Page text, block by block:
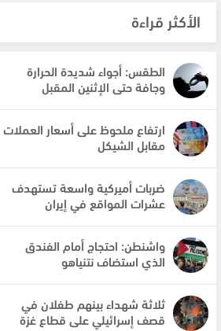
الأكثر قراءة
الطقس: أجواء شديدة الحرارة
وجافة حتى الإثنين المقبل
ارتفاع ملحوظ على أسعار العملات
مقابل الشيكل
ضربات أميركية واسعة تستهدف
عشرات المواقع في إيران
واشنطن: احتجاج أمام الفندق
الذي استضاف نتنياهو
ثلاثة شهداء بينهم طفلان في
قصف إسرائيلي على قطاع غزة